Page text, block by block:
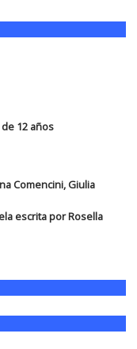
12 años
Comencini, Giulia
escrita por Rosella